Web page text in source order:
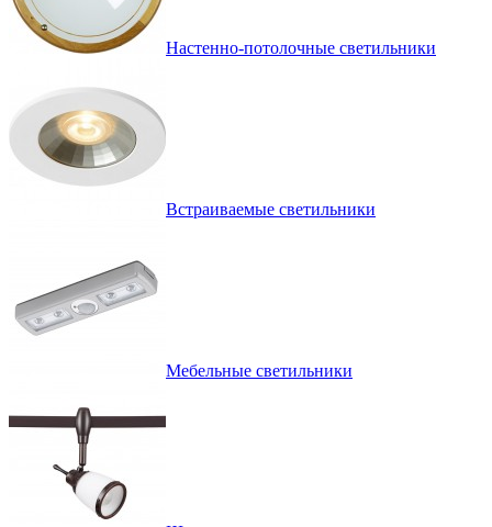
Настенно-потолочные светильники
Встраиваемые светильники
Мебельные светильники